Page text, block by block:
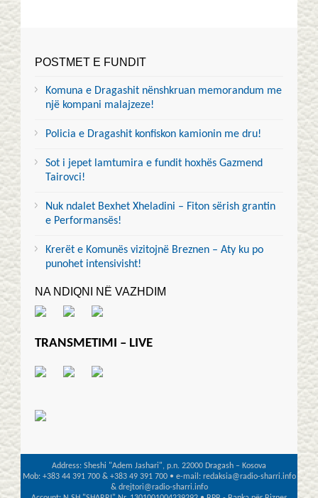
POSTMET E FUNDIT
Komuna e Dragashit nënshkruan memorandum me
një kompani malajzeze!
Policia e Dragashit konfiskon kamionin me dru!
Sot i jepet lamtumira e fundit hoxhës Gazmend
Tairovci!
Nuk ndalet Bexhet Xheladini – Fiton sërish grantin
e Performansës!
Krerët e Komunës vizitojnë Breznen – Aty ku po
punohet intensivisht!
NA NDIQNI NË VAZHDIM
TRANSMETIMI – LIVE
Address: Sheshi "Adem Jashari", p.n. 22000 Dragash – Kosova
Mob: +383 44 391 700 & +383 49 391 700 • e-mail: redaksia@radio-sharri.info
& drejtori@radio-sharri.info